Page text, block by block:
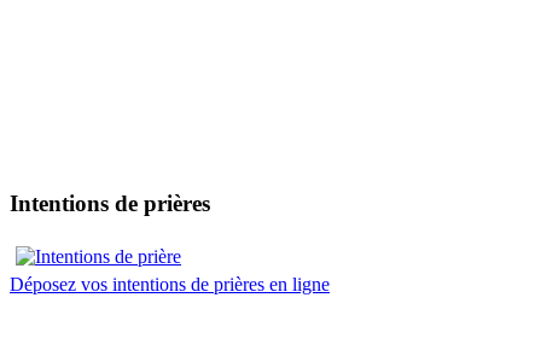
Intentions de prières
Déposez vos intentions de prières en ligne